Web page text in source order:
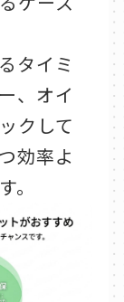
タイミ
、オイ
クして
効率よ